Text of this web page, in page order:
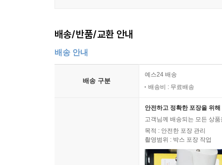
배송/반품/교환 안내
배송 안내
배송 구분
예스24 배송
배송비 : 무료배송
안전하고 정확한 포장을 위
고객님께 배송되는 모든 상
목적 : 안전한 포장 관리
촬영범위 : 박스 포장 작업